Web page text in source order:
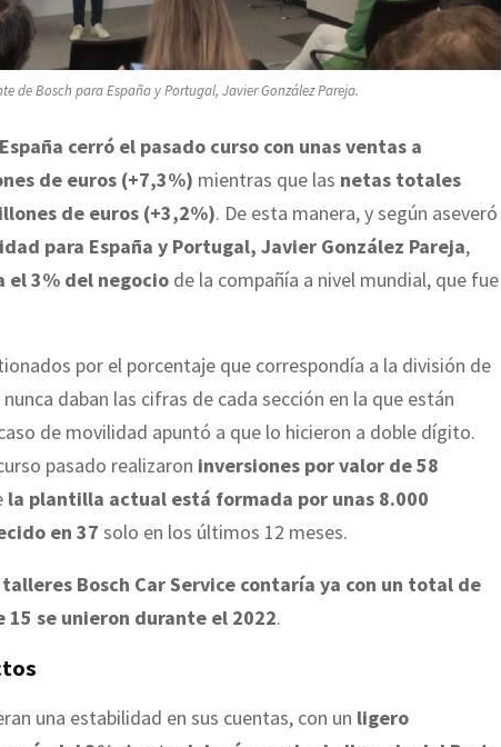
de Bosch para España y Portugal, Javier González Pareja.
cerró el pasado curso con unas ventas a
de euros (+7,3%) mientras que las netas totales
de euros (+3,2%). De esta manera, y según aseveró
para España y Portugal, Javier González Pareja,
el 3% del negocio de la compañía a nivel mundial, que fue
por el porcentaje que correspondía a la división de
daban las cifras de cada sección en la que están
de movilidad apuntó a que lo hicieron a doble dígito.
pasado realizaron inversiones por valor de 58
la plantilla actual está formada por unas 8.000
en 37 solo en los últimos 12 meses.
Bosch Car Service contaría ya con un total de
15 se unieron durante el 2022.
una estabilidad en sus cuentas, con un ligero